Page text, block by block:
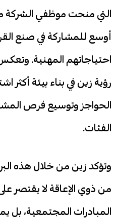
التي منحت موظفي الشركة
أوسع للمشاركة في صنع
احتياجاتهم المهنية.
رؤية زين في بناء بيئة أكثر
الحواجز وتوسيع فرص
الفئات.
وتؤكد زين من خلال هذه
من ذوي الإعاقة لا يقتصر
المبادرات المجتمعية، بل